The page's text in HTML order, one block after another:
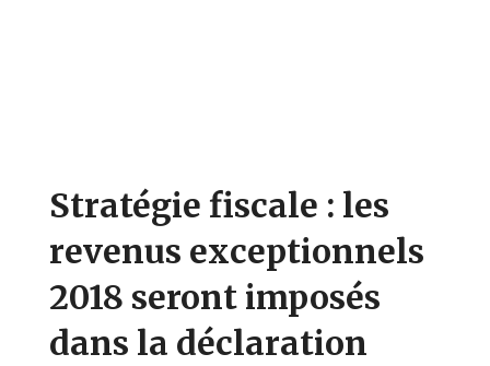
Stratégie fiscale : les
revenus exceptionnels
2018 seront imposés
dans la déclaration